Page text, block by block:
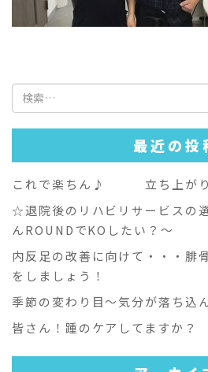
検
索:
最近の投
これで楽ちん♪ 立ち上がり
☆退院後のリハビリサービスの
んROUNDでKOしたい？～
内反足の改善に向けて・・・腓
をしましょう！
季節の変わり目～気分が落ち込
皆さん！踵のケアしてますか？